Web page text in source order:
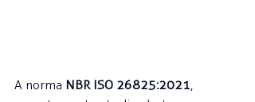
A norma NBR ISO 26825:2021,